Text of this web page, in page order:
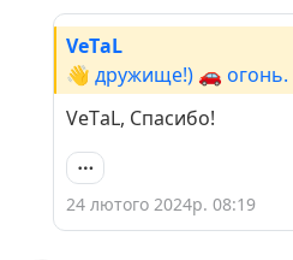
VеTаL
👋 дружище!) 🚗
VеTаL, Спасибо!
24 лютого 2024р. 08:19